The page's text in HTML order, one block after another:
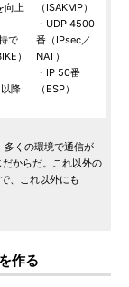
向上
で
）
降
（ISAKMP）
・UDP 4500
番（IPsec／
NAT）
・IP 50番
（ESP）
多くの環境で通信が
からだ。これ以外の
、これ以外にも
作る